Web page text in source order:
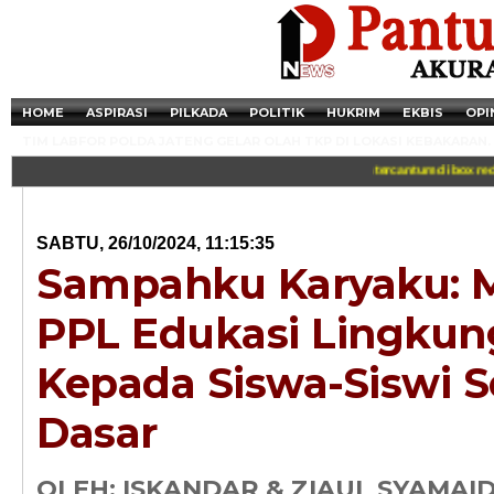
HOME ASPIRASI PILKADA POLITIK HUKRIM EKBIS
Wartawan PanturaNews dilengkapi identitas dan tercantum di box
SABTU, 26/10/2024, 11:15:35
Sampahku Karyaku:
PPL Edukasi
Kepada Siswa-Siswi
Dasar